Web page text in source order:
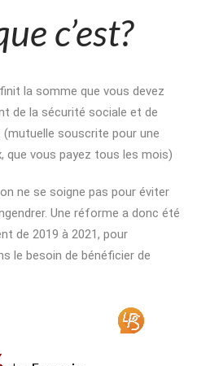
c’est?
la somme que vous devez
de la sécurité sociale et de
souscrite pour une
que vous payez tous les mois)
ne se soigne pas pour éviter
Une réforme a donc été
de 2019 à 2021, pour
le besoin de bénéficier de